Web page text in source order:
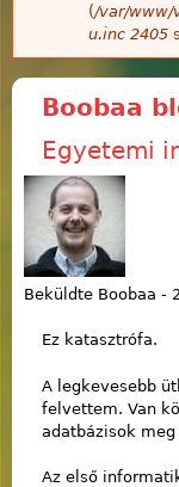
(/var/www/
u.inc 2405
Boobaa
Egyetemi
Beküldte Boobaa -
Ez katasztrófa.
A legkevesebb
felvettem. Van
adatbázisok
Az első